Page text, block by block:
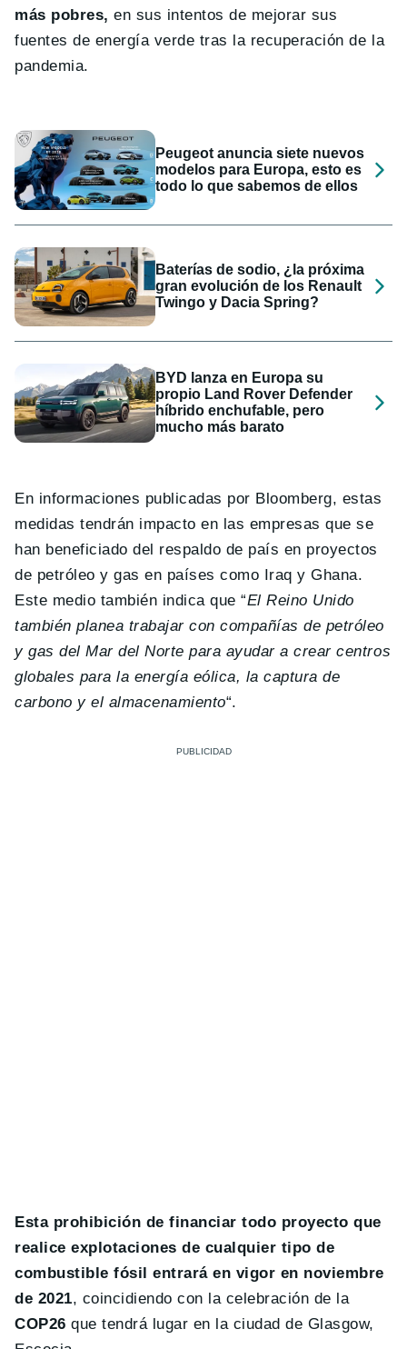
más pobres,en sus intentos de mejorar sus
fuentes de energía verde tras la recuperación de la
pandemia.
Peugeot anuncia siete nuevos
modelos para Europa, esto es
todo lo que sabemos de ellos
Baterías de sodio, ¿la próxima
gran evolución de los Renault
Twingo y Dacia Spring?
BYD lanza en Europa su
propio Land Rover Defender
híbrido enchufable, pero
mucho más barato
En informaciones publicadas por Bloomberg, estas
medidas tendrán impacto en las empresas que se
han beneficiado del respaldo de país en proyectos
de petróleo y gas en países como Iraq y Ghana.
Este medio también indica que “El Reino Unido
también planea trabajar con compañías de petróleo
y gas del Mar del Norte para ayudar a crear centros
globales para la energía eólica, la captura de
carbono y el almacenamiento“.
Esta prohibición de financiar todo proyecto que
realice explotaciones de cualquier tipo de
combustible fósil entrará en vigor en noviembre
de 2021, coincidiendo con la celebración de la
COP26 que tendrá lugar en la ciudad de Glasgow,